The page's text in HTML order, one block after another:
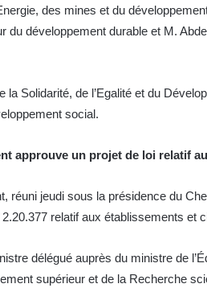
des mines et du
du développement durable et M.
la Solidarité, de l’Egalité et du
social.
approuve un projet de loi relatif
réuni jeudi sous la présidence du
relatif aux établissements et
délégué auprès du ministre de
supérieur et de la Recherche